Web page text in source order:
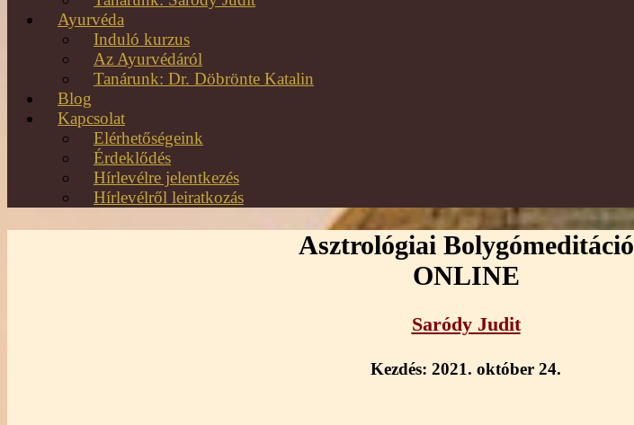
Ayurvéda
Induló kurzus
Az Ayurvédáról
Tanárunk: Dr. Döbrönte Katalin
Blog
Kapcsolat
Elérhetőségeink
Érdeklődés
Hírlevélre jelentkezés
Hírlevélről leiratkozás
Asztrológiai Bolygómeditáció
ONLINE
Saródy Judit
Kezdés: 2021. október 24.